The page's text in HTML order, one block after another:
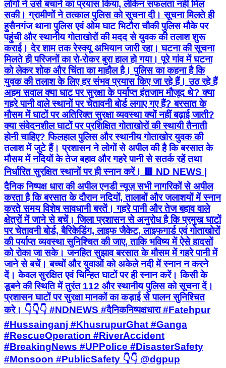
लोगों ने उसे बचाने का प्रयास किया, लेकिन सफलता नहीं मिल
सकी। ग्रामीणों ने तत्काल पुलिस को सूचना दी। सूचना मिलते ही
हुसैनगंज थाना पुलिस एवं ओम घाट भिटौरा चौकी पुलिस मौके पर
पहुंची और स्थानीय गोताखोरों की मदद से युवक की तलाश शुरू
कराई। देर शाम तक रेस्क्यू अभियान जारी रहा। घटना की सूचना
मिलते ही परिजनों का रो-रोकर बुरा हाल हो गया। पूरे गांव में घटना
को लेकर शोक और चिंता का माहौल है। पुलिस का कहना है कि
युवक की तलाश के लिए हर संभव प्रयास किए जा रहे हैं। उठ रहे हैं
अहम सवाल क्या घाट पर सुरक्षा के पर्याप्त इंतजाम मौजूद थे? क्या
गहरे पानी वाले स्थानों पर चेतावनी बोर्ड लगाए गए हैं? बरसात के
मौसम में घाटों पर अतिरिक्त सुरक्षा व्यवस्था क्यों नहीं बढ़ाई जाती?
क्या संवेदनशील घाटों पर प्रशिक्षित गोताखोरों की स्थायी तैनाती
होनी चाहिए? फिलहाल पुलिस और स्थानीय गोताखोर युवक की
तलाश में जुटे हैं। प्रशासन ने लोगों से अपील की है कि बरसात के
मौसम में नदियों के तेज बहाव और गहरे पानी से सतर्क रहें तथा
निर्धारित सुरक्षित स्थानों पर ही स्नान करें। 🟥 ND NEWS |
दैनिक निष्पक्ष धारा की अपील एनडी न्यूज़ सभी नागरिकों से अपील
करता है कि बरसात के दौरान नदियों, तालाबों और जलाशयों में स्नान
करते समय विशेष सावधानी बरतें। गहरे पानी और तेज बहाव वाले
क्षेत्रों में जाने से बचें। जिला प्रशासन से अनुरोध है कि प्रमुख घाटों
पर चेतावनी बोर्ड, बैरिकेडिंग, लाइफ जैकेट, लाइफगार्ड एवं गोताखोरों
की पर्याप्त व्यवस्था सुनिश्चित की जाए, ताकि भविष्य में ऐसे हादसों
को रोका जा सके। जनहित सुझाव बरसात के मौसम में गहरे पानी में
जाने से बचें। बच्चों और युवाओं को अकेले नदी में स्नान न करने
दें। केवल सुरक्षित एवं चिन्हित घाटों पर ही स्नान करें। किसी के
डूबने की स्थिति में तुरंत 112 और स्थानीय पुलिस को सूचना दें।
प्रशासन घाटों पर सुरक्षा मानकों का कड़ाई से पालन सुनिश्चित
करे। 👇👇👇 #NDNEWS #दैनिकनिष्पक्षधारा #Fatehpur
#Hussainganj #KhusrupurGhat #Ganga
#RescueOperation #RiverAccident
#BreakingNews #UPPolice #DisasterSafety
#Monsoon #PublicSafety 👇👇 @dgpup